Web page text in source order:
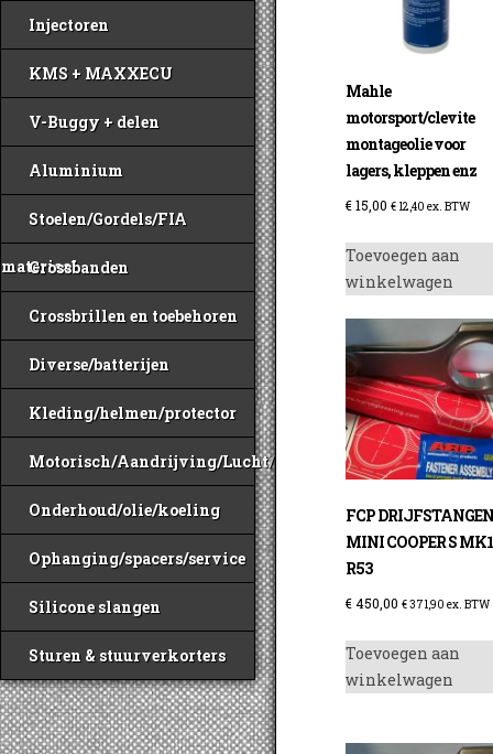
Injectoren
KMS + MAXXECU
V-Buggy + delen
Aluminium
Stoelen/Gordels/FIA
materiaal
Crossbanden
Crossbrillen en toebehoren
Diverse/batterijen
Kleding/helmen/protector
Motorisch/Aandrijving/Lucht/Benzine
Onderhoud/olie/koeling
Ophanging/spacers/service
Silicone slangen
Sturen & stuurverkorters
Mahle
motorsport/clevite
montageolie voor
lagers, kleppen enz
€15,00 € 12,40 ex. BTW
Toevoegen aan
winkelwagen
FCP
MINI COOPER S MK1
R53
€450,00 €371,90 ex. BTW
Toevoegen aan
winkelwagen